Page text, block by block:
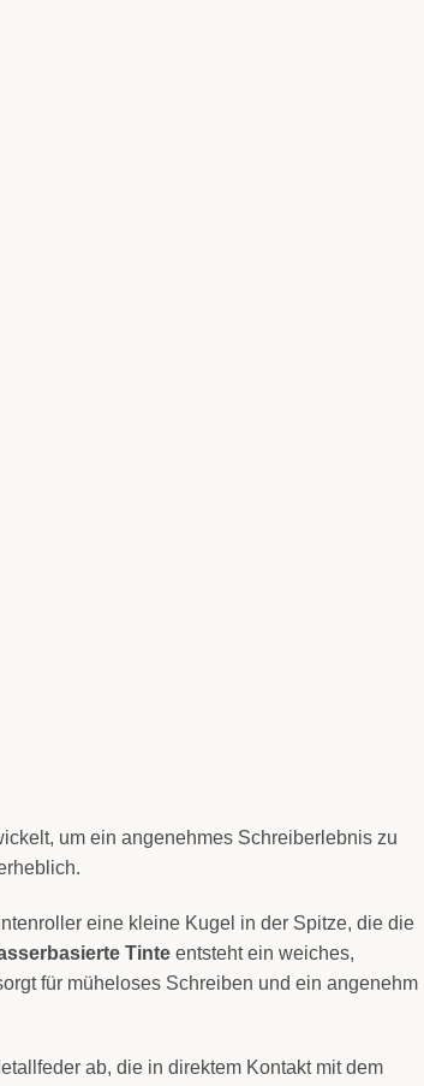
um ein angenehmes Schreiberlebnis zu
eine kleine Kugel in der Spitze, die die
Tinteentsteht ein weiches,
für müheloses Schreiben und ein angenehm
ab, die in direktem Kontakt mit dem